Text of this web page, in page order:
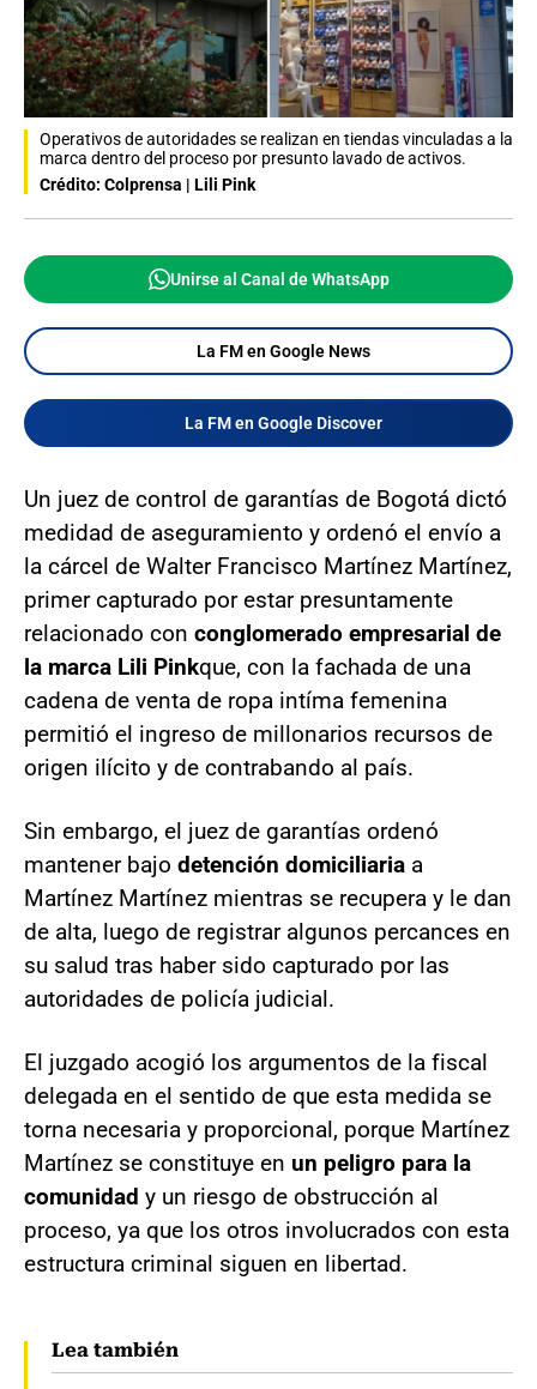
Operativos de autoridades se realizan en tiendas vinculadas a la
marca dentro del proceso por presunto lavado de activos.
Crédito: Colprensa | Lili Pink
Unirse al Canal de WhatsApp
La FM en Google News
La FM en Google Discover
Un juez de control de garantías de Bogotá dictó
medidad de aseguramiento y ordenó el envío a
la cárcel de Walter Francisco Martínez Martínez,
primer capturado por estar presuntamente
relacionado con conglomerado empresarial de
la marca Lili Pinkque, con la fachada de una
cadena de venta de ropa intíma femenina
permitió el ingreso de millonarios recursos de
origen ilícito y de contrabando al país.
Sin embargo, el juez de garantías ordenó
mantener bajo detención domiciliaria a
Martínez Martínez mientras se recupera y le dan
de alta, luego de registrar algunos percances en
su salud tras haber sido capturado por las
autoridades de policía judicial.
El juzgado acogió los argumentos de la fiscal
delegada en el sentido de que esta medida se
torna necesaria y proporcional, porque Martínez
Martínez se constituye en un peligro para la
comunidad y un riesgo de obstrucción al
proceso, ya que los otros involucrados con esta
estructura criminal siguen en libertad.
Lea también